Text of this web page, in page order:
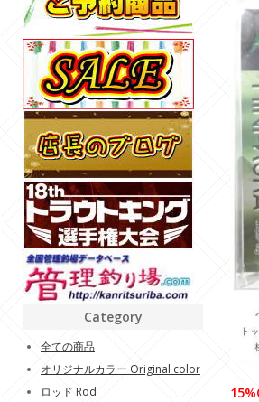
Category
全ての商品
オリジナルカラー Original color
ロッド Rod